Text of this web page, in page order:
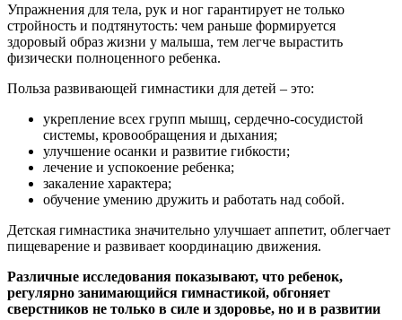
Упражнения для тела, рук и ног гарантирует не только
стройность и подтянутость: чем раньше формируется
здоровый образ жизни у малыша, тем легче вырастить
физически полноценного ребенка.
Польза развивающей гимнастики для детей – это:
укрепление всех групп мышц, сердечно-сосудистой
системы, кровообращения и дыхания;
улучшение осанки и развитие гибкости;
лечение и успокоение ребенка;
закаление характера;
обучение умению дружить и работать над собой.
Детская гимнастика значительно улучшает аппетит, облегчает
пищеварение и развивает координацию движения.
Различные исследования показывают, что ребенок,
регулярно занимающийся гимнастикой, обгоняет
сверстников не только в силе и здоровье, но и в развитии